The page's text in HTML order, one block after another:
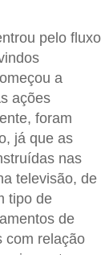
pelo fluxo
a
ações
foram
já que as
nas
televisão, de
tipo de
de
com relação